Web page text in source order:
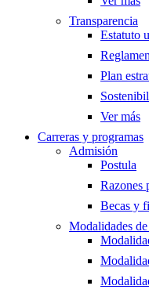
Transparencia
Estatuto
Plan
Ver más
Carreras y programas
Admisión
Postula
Razones
Becas y
Modalidades